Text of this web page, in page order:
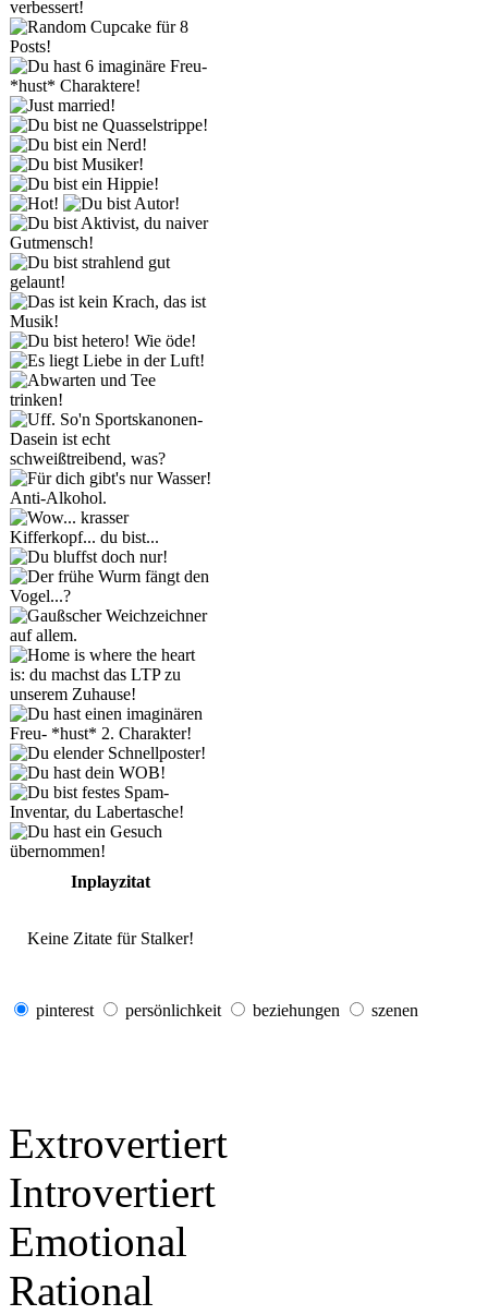
Inplayzitat
Keine Zitate für Stalker!
pinterest persönlichkeit beziehungen szenen
Extrovertiert
Introvertiert
Emotional
Rational